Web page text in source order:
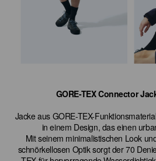
GORE-TEX Connector
Jacke aus GORE-TEX-
in einem Design, das einen
Mit seinem minimalistischen Look
schnörkellosen Optik sorgt der 70